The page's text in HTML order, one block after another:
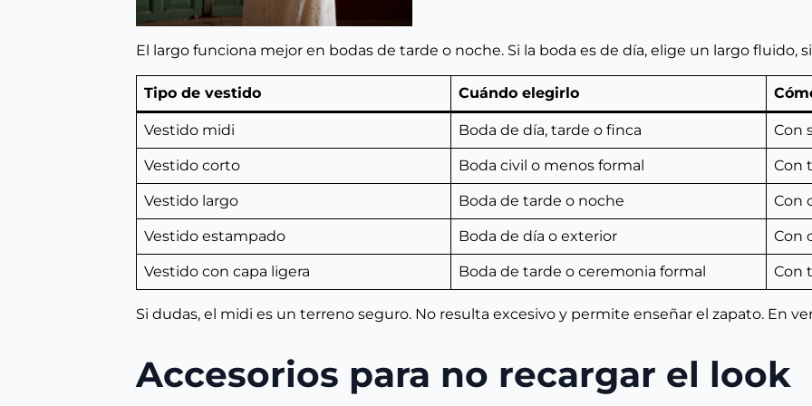
El largo funciona mejor en bodas de tarde o noche. Si la boda es de día, elige un largo fluido,
Tipo de vestido Cuándo elegirlo
Vestido midi Boda de día, tarde o finca Con
Vestido corto Boda civil o menos formal Con
Vestido largo Boda de tarde o noche Con
Vestido estampado Boda de día o exterior Con
Vestido con capa ligera Boda de tarde o ceremonia formal Con
Si dudas, el midi es un terreno seguro. No resulta excesivo y permite enseñar el zapato. En
Accesorios para no recargar el look